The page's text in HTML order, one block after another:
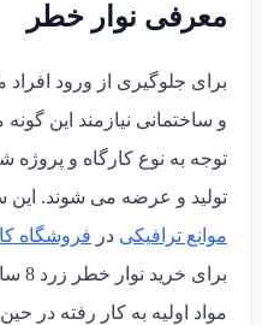
معرفی نوار خطر
برای جلوگیری از ورود
و ساختمانی نیازمند این
توجه به نوع کارگاه و پروژه
تولید و عرضه می شوند. این
موانع ترافیکی در فروشگاه
مواد اولیه به کار رفته